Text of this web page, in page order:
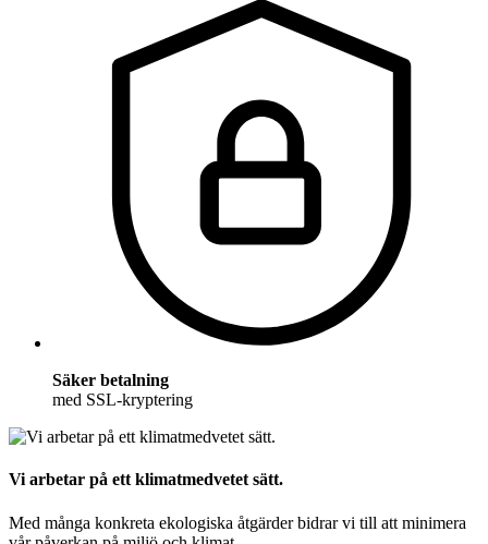
Säker betalning
med SSL-kryptering
Vi arbetar på ett klimatmedvetet sätt.
Med många konkreta ekologiska åtgärder bidrar vi till att minimera